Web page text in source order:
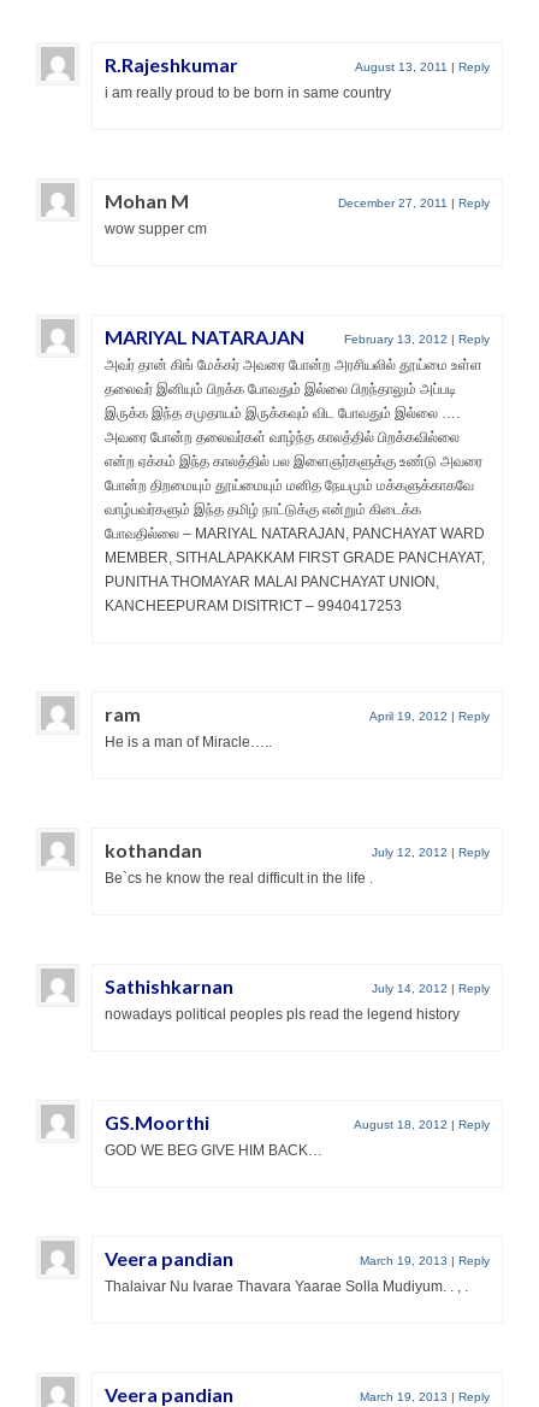
R.Rajeshkumar August 13, 2011 | Reply
i am really proud to be born in same country
Mohan M December 27, 2011 | Reply
wow supper cm
MARIYAL NATARAJAN February 13, 2012 | Reply
அவர் தான் கிங் மேக்கர் அவரை போன்ற அரசியலில் தூய்மை உள்ள
தலைவர் இனியும் பிறக்க போவதும் இல்லை பிறந்தாலும் அப்படி
இருக்க இந்த சமுதாயம் இருக்கவும் விட போவதும் இல்லை ….
அவரை போன்ற தலைவர்கள் வாழ்ந்த காலத்தில் பிறக்கவில்லை
என்ற ஏக்கம் இந்த காலத்தில் பல இளைஞர்களுக்கு உண்டு அவரை
போன்ற திறமையும் தூய்மையும் மனித நேயமும் மக்களுக்காகவே
வாழ்பவர்களும் இந்த தமிழ் நாட்டுக்கு என்றும் கிடைக்க
போவதில்லை – MARIYAL NATARAJAN, PANCHAYAT WARD
MEMBER, SITHALAPAKKAM FIRST GRADE PANCHAYAT,
PUNITHA THOMAYAR MALAI PANCHAYAT UNION,
KANCHEEPURAM DISITRICT – 9940417253
ram April 19, 2012 | Reply
He is a man of Miracle…..
kothandan July 12, 2012 | Reply
Be`cs he know the real difficult in the life .
Sathishkarnan July 14, 2012 | Reply
nowadays political peoples pls read the legend history
GS.Moorthi August 18, 2012 | Reply
GOD WE BEG GIVE HIM BACK…
Veera pandian March 19, 2013 | Reply
Thalaivar Nu Ivarae Thavara Yaarae Solla Mudiyum. . , .
Veera pandian March 19, 2013 | Reply